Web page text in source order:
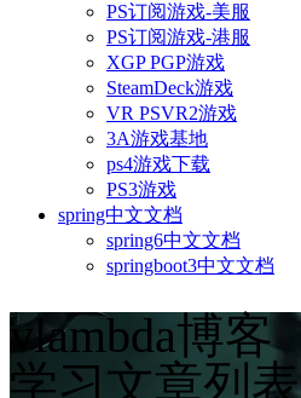
PS订阅游戏-美服
PS订阅游戏-港服
XGP PGP游戏
SteamDeck游戏
VR PSVR2游戏
3A游戏基地
ps4游戏下载
PS3游戏
spring中文文档
spring6中文文档
springboot3中文文档
vlambda博客
学习文章列表